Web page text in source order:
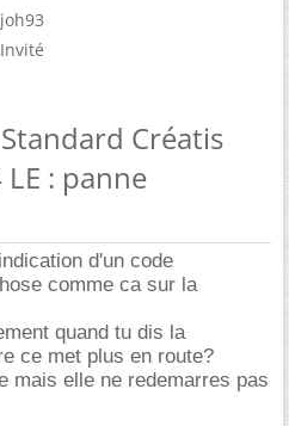
joh93
Invité
Créatis
: panne
d'un code
comme ca sur la
quand tu dis la
ce met plus en route?
mais elle ne redemarres pas